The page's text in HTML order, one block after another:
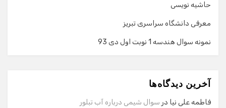
حاشیه نویسی
معرفی دانشگاه سراسری تبریز
نمونه سوال هندسه 1 نوبت اول دی 93
آخرین دیدگاه‌ها
فاطمه علی نیا در سوال شیمی درباره آب تبلور
گفت‌وگو با دستیار هوشمند
سلام! برای شروع گفت‌وگو لطفاً شماره تماس یا ایمیل خود را
وارد کنید.